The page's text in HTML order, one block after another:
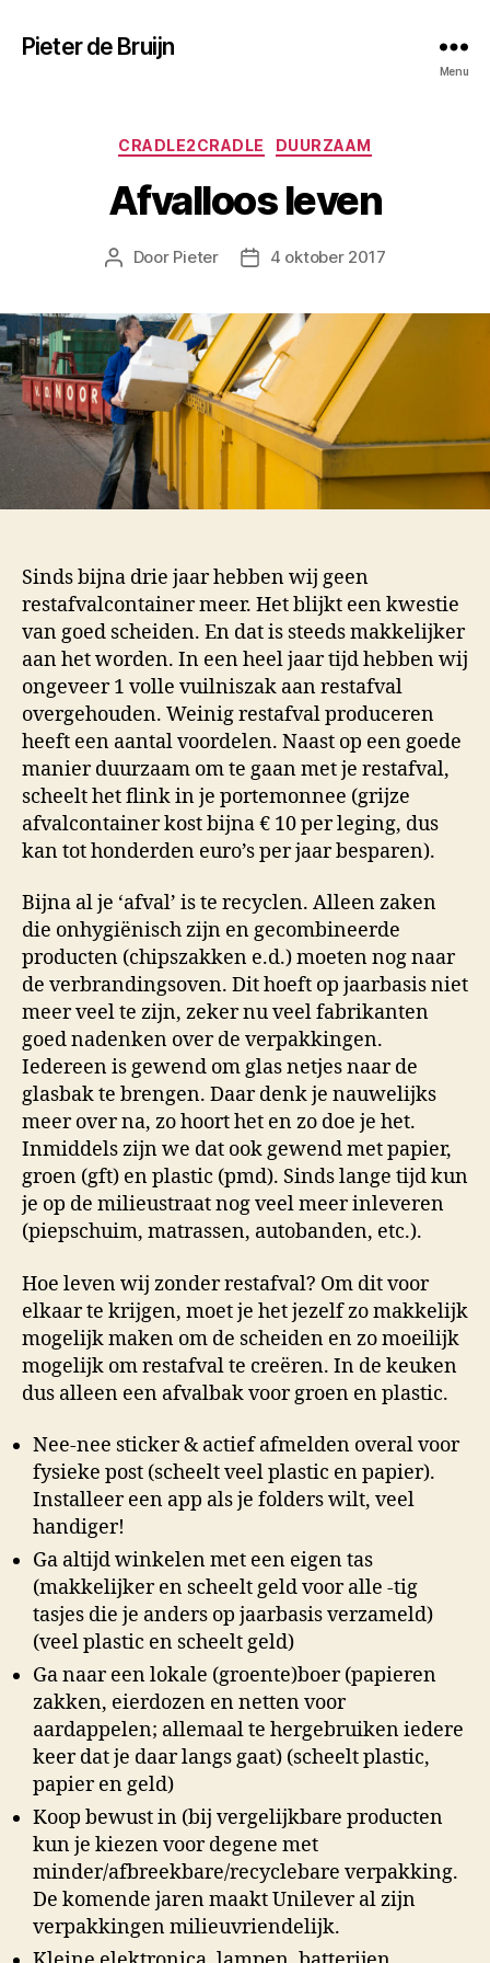
Pieter de Bruijn
Menu
Categorieën
CRADLE2CRADLE DUURZAAM
Afvalloos leven
Berichtauteur
Door Pieter Berichtdatum
4 oktober 2017
Sinds bijna drie jaar hebben wij geen
restafvalcontainer meer. Het blijkt een kwestie
van goed scheiden. En dat is steeds makkelijker
aan het worden. In een heel jaar tijd hebben wij
ongeveer 1 volle vuilniszak aan restafval
overgehouden. Weinig restafval produceren
heeft een aantal voordelen. Naast op een goede
manier duurzaam om te gaan met je restafval,
scheelt het flink in je portemonnee (grijze
afvalcontainer kost bijna € 10 per leging, dus
kan tot honderden euro’s per jaar besparen).
Bijna al je ‘afval’ is te recyclen. Alleen zaken
die onhygiënisch zijn en gecombineerde
producten (chipszakken e.d.) moeten nog naar
de verbrandingsoven. Dit hoeft op jaarbasis niet
meer veel te zijn, zeker nu veel fabrikanten
goed nadenken over de verpakkingen.
Iedereen is gewend om glas netjes naar de
glasbak te brengen. Daar denk je nauwelijks
meer over na, zo hoort het en zo doe je het.
Inmiddels zijn we dat ook gewend met papier,
groen (gft) en plastic (pmd). Sinds lange tijd kun
je op de milieustraat nog veel meer inleveren
(piepschuim, matrassen, autobanden, etc.).
Hoe leven wij zonder restafval? Om dit voor
elkaar te krijgen, moet je het jezelf zo makkelijk
mogelijk maken om de scheiden en zo moeilijk
mogelijk om restafval te creëren. In de keuken
dus alleen een afvalbak voor groen en plastic.
Nee-nee sticker & actief afmelden overal voor
fysieke post (scheelt veel plastic en papier).
Installeer een app als je folders wilt, veel
handiger!
Ga altijd winkelen met een eigen tas
(makkelijker en scheelt geld voor alle -tig
tasjes die je anders op jaarbasis verzameld)
(veel plastic en scheelt geld)
Ga naar een lokale (groente)boer (papieren
zakken, eierdozen en netten voor
aardappelen; allemaal te hergebruiken iedere
keer dat je daar langs gaat) (scheelt plastic,
papier en geld)
Koop bewust in (bij vergelijkbare producten
kun je kiezen voor degene met
minder/afbreekbare/recyclebare verpakking.
De komende jaren maakt Unilever al zijn
verpakkingen milieuvriendelijk.